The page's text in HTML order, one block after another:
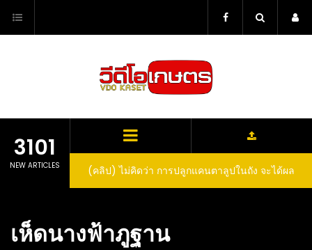
content
3101
NEW ARTICLES
(คลิป) ไม่คิดว่า การปลูกแคนตาลูปในถัง จะได้ผล
ลูกโตและหวานขนาดนี้ I didn’t expect that
such large and sweet fruit
เห็ดนางฟ้าภูฐาน